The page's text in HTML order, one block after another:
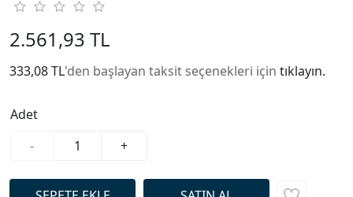
2.561,93 TL
333,08 TL'den başlayan taksit seçenekleri için tıklayın.
Adet
-
+